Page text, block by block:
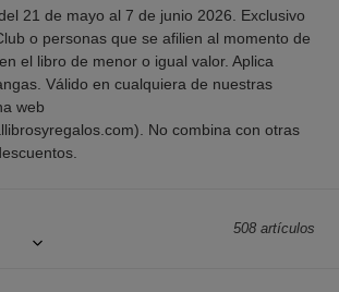
21 de mayo al 7 de junio 2026. Exclusivo
o personas que se afilien al momento de
el libro de menor o igual valor. Aplica
Válido en cualquiera de nuestras
web
No combina con otras
508 artículos